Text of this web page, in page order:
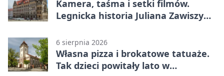
Kamera, taśma i setki filmów.
Legnicka historia Juliana Zawiszy
6 sierpnia 2026
Własna pizza i brokatowe tatuaże.
Tak dzieci powitały lato w